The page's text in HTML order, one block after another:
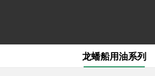
龙蟠船用油系列